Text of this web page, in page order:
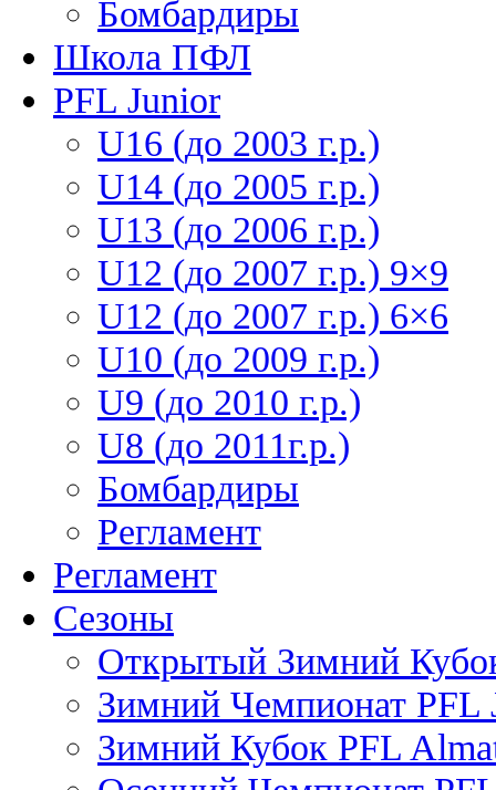
Бомбардиры
Школа ПФЛ
PFL Junior
U16 (до 2003 г.р.)
U14 (до 2005 г.р.)
U13 (до 2006 г.р.)
U12 (до 2007 г.р.) 9×9
U12 (до 2007 г.р.) 6×6
U10 (до 2009 г.р.)
U9 (до 2010 г.р.)
U8 (до 2011г.р.)
Бомбардиры
Регламент
Регламент
Сезоны
Открытый Зимний
Зимний Чемпионат PFL
Зимний Кубок PFL